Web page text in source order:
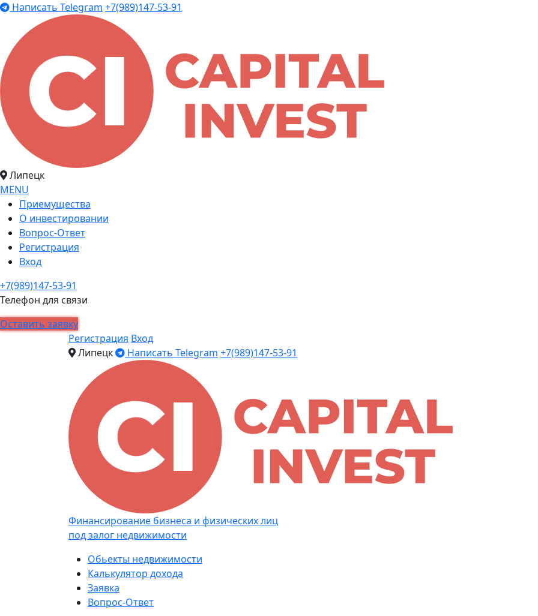
Написать Telegram +7(989)147-53-91
Липецк
MENU
Приемущества
О инвестировании
Вопрос-Ответ
Регистрация
Вход
+7(989)147-53-91
Телефон для связи
Оставить заявку
Регистрация Вход
Липецк
Написать Telegram +7(989)147-53-91
Финансирование бизнеса и физических лиц
под залог недвижимости
Обьекты недвижимости
Калькулятор дохода
Заявка
Вопрос-Ответ